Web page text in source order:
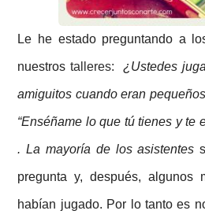
Le he estado preguntando a
nuestrostalleres: ¿Ustedes
amiguitos cuando eran
“Enséñame lo que tú tienes y te
. La mayoría de los asistentes
pregunta y, después, algunos
habían jugado. Por lo tanto es